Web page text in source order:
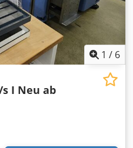
1 / 6
I Neu ab